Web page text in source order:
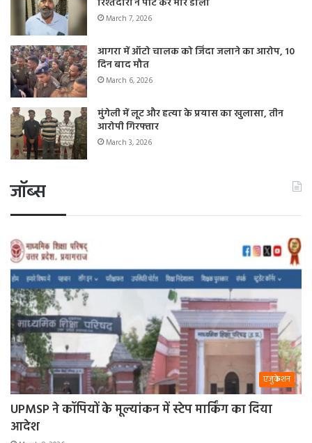
रिश्तेदारों ने पीट कर मार डाला
March 7, 2026
आगरा में ऑटो चालक को जिंदा जलाने का आरोप, 10
दिन बाद मौत
March 6, 2026
मुंगेली में लूट और हत्या के प्रयास का खुलासा, तीन
आरोपी गिरफ्तार
March 3, 2026
जॉब्स
एजुकेशन
UPMSP ने कॉपियों के मूल्यांकन में स्टेप मार्किंग का दिया
आदेश